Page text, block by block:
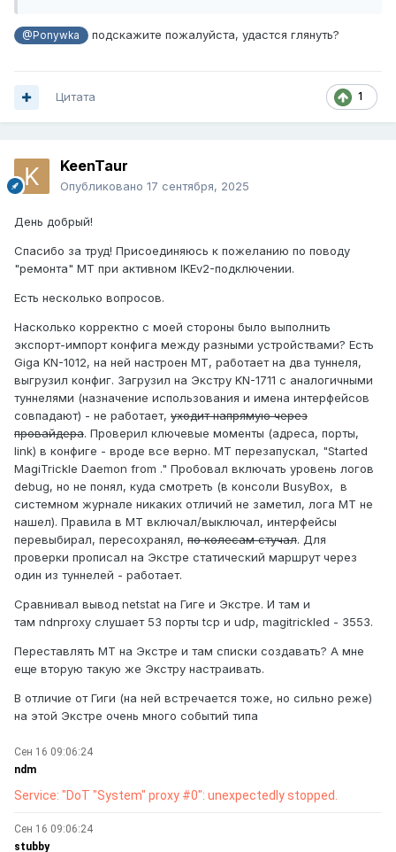
@Ponywka подскажите пожалуйста, удастся глянуть?
1
Цитата
KeenTaur
Опубликовано 17 сентября, 2025
День добрый!
Спасибо за труд! Присоединяюсь к пожеланию по поводу
"ремонта" МТ при активном IKEv2-подключении.
Есть несколько вопросов.
Насколько корректно с моей стороны было выполнить
экспорт-импорт конфига между разными устройствами? Есть
Giga KN-1012, на ней настроен МТ, работает на два туннеля,
выгрузил конфиг. Загрузил на Экстру KN-1711 с аналогичными
туннелями (назначение использования и имена интерфейсов
совпадают) - не работает, уходит напрямую через
провайдера. Проверил ключевые моменты (адреса, порты,
link) в конфиге - вроде все верно. МТ перезапускал, "Started
MagiTrickle Daemon from ." Пробовал включать уровень логов
debug, но не понял, куда смотреть (в консоли BusyBox, в
системном журнале никаких отличий не заметил, лога МТ не
нашел). Правила в МТ включал/выключал, интерфейсы
перевыбирал, пересохранял, по колесам стучал. Для
проверки прописал на Экстре статический маршрут через
один из туннелей - работает.
Сравнивал вывод netstat на Гиге и Экстре. И там и
там ndnproxy слушает 53 порты tcp и udp, magitrickled - 3553.
Переставлять МТ на Экстре и там списки создавать? А мне
еще вторую такую же Экстру настраивать.
В отличие от Гиги (на ней встречается тоже, но сильно реже)
на этой Экстре очень много событий типа
Сен 16 09:06:24
ndm
Service: "DoT "System" proxy #0": unexpectedly stopped.
Сен 16 09:06:24
stubby